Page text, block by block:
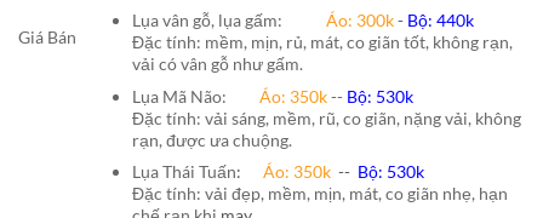
Giá Bán
Lụa vân gỗ, lụa gấm: Áo: 300k- Bộ: 440k
Đặc tính: mềm, mịn, rủ, mát, co giãn tốt, không rạn,
vải có vân gỗ như gấm.
Lụa Mã Não: Áo: 350k-- Bộ: 530k
Đặc tính: vải sáng, mềm, rũ, co giãn, nặng vải, không
rạn, được ưa chuộng.
Lụa Thái Tuấn: Áo: 350k-- Bộ: 530k
Đặc tính: vải đẹp, mềm, mịn, mát, co giãn nhẹ, hạn